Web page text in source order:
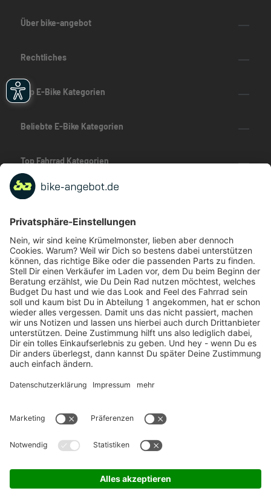
Über bike-angebot
Rechtliches
Top E-Bike Kategorien
Beliebte E-Bike Kategorien
Top Fahrrad Kategorien
Beliebte Fahrrad-Kategorien
Marken-Highlights
TOP-Marken
ZAHLUNGSARTEN / RATENKAUF
FÜR ARBEITGEBER & ARBEITNEHMER